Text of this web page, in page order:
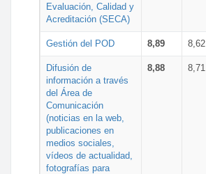
Evaluación, Calidad y
Acreditación (SECA)
Gestión del POD 8,89 8,62
Difusión de
información a través
del Área de
Comunicación
(noticias en la web,
publicaciones en
medios sociales,
vídeos de actualidad,
fotografías para
8,88 8,71